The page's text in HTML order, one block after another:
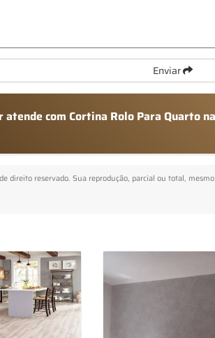
Enviar
atende com Cortina Rolo Para Quarto
direito reservado. Sua reprodução, parcial ou total,